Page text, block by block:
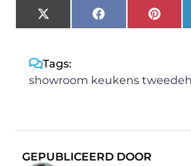
X
(Twitter)
Facebook
Tags:
showroom keukens
GEPUBLICEERD DOOR